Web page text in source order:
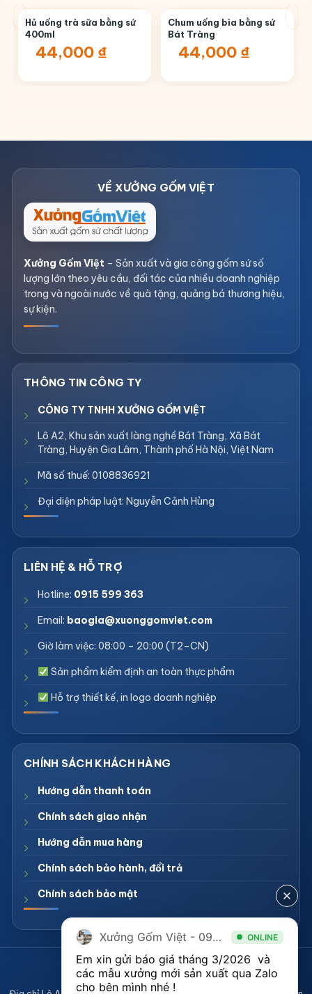
Hủ uống trà sữa bằng sứ
400ml
44,000 ₫
Chum uống bia bằng sứ
Bát Tràng
44,000 ₫
Xưởng Gốm Việt – Sản xuất và gia công gốm sứ số
lượng lớn theo yêu cầu, đối tác của nhiều doanh nghiệp
trong và ngoài nước về quà tặng, quảng bá thương hiệu,
sự kiện.
CÔNG TY TNHH XƯỞNG GỐM VIỆT
Lô A2, Khu sản xuất làng nghề Bát Tràng, Xã Bát
Tràng, Huyện Gia Lâm, Thành phố Hà Nội, Việt Nam
Mã số thuế: 0108836921
Đại diện pháp luật: Nguyễn Cảnh Hùng
Hotline: 0915 599 363
Email: baogia@xuonggomviet.com
Giờ làm việc: 08:00 – 20:00 (T2–CN)
Sản phẩm kiểm định an toàn thực phẩm
Hỗ trợ thiết kế, in logo doanh nghiệp
Hướng dẫn thanh toán
Chính sách giao nhận
Hướng dẫn mua hàng
Chính sách bảo hành, đổi trả
Chính sách bảo mật
CÔNG TY TNHH XƯỞNG GỐM VIỆT
Mã số thuế 0108836921
Xưởng Gốm Việt - 094.1900.823 ONLINE
Em xin gửi báo giá tháng 3/2026  và
các mẫu xưởng mới sản xuất qua Zalo
cho bên mình nhé !